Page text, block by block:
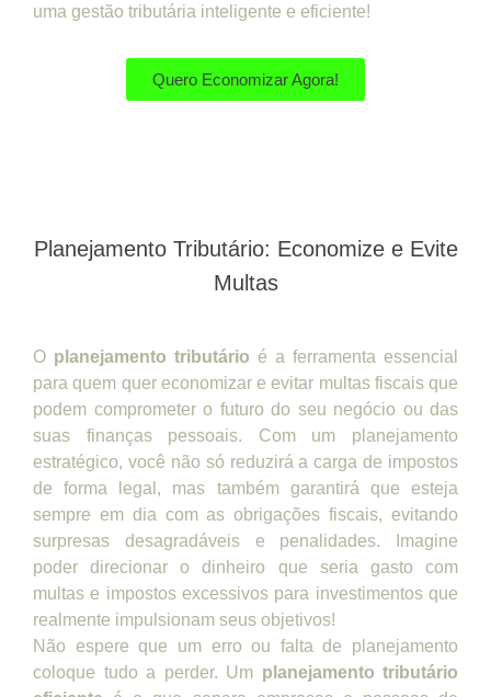
uma gestão tributária inteligente e eficiente!
Quero Economizar Agora!
Planejamento Tributário: Economize e Evite
Multas
O planejamento tributário é a ferramenta essencial
para quem quer economizar e evitar multas fiscais que
podem comprometer o futuro do seu negócio ou das
suas finanças pessoais. Com um planejamento
estratégico, você não só reduzirá a carga de impostos
de forma legal, mas também garantirá que esteja
sempre em dia com as obrigações fiscais, evitando
surpresas desagradáveis e penalidades. Imagine
poder direcionar o dinheiro que seria gasto com
multas e impostos excessivos para investimentos que
realmente impulsionam seus objetivos!
Não espere que um erro ou falta de planejamento
coloque tudo a perder. Um planejamento tributário